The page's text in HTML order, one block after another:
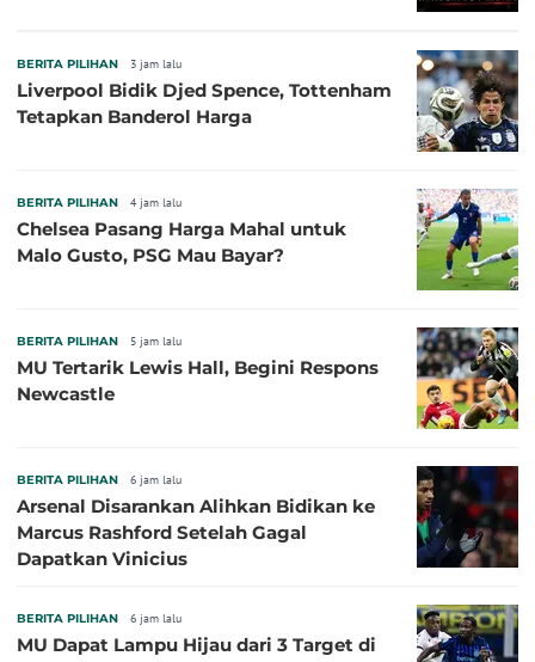
BERITA PILIHAN 3 jam lalu
Liverpool Bidik Djed Spence, Tottenham
Tetapkan Banderol Harga
BERITA PILIHAN 4 jam lalu
Chelsea Pasang Harga Mahal untuk
Malo Gusto, PSG Mau Bayar?
BERITA PILIHAN 5 jam lalu
MU Tertarik Lewis Hall, Begini Respons
Newcastle
BERITA PILIHAN 6 jam lalu
Arsenal Disarankan Alihkan Bidikan ke
Marcus Rashford Setelah Gagal
Dapatkan Vinicius
BERITA PILIHAN 6 jam lalu
MU Dapat Lampu Hijau dari 3 Target di